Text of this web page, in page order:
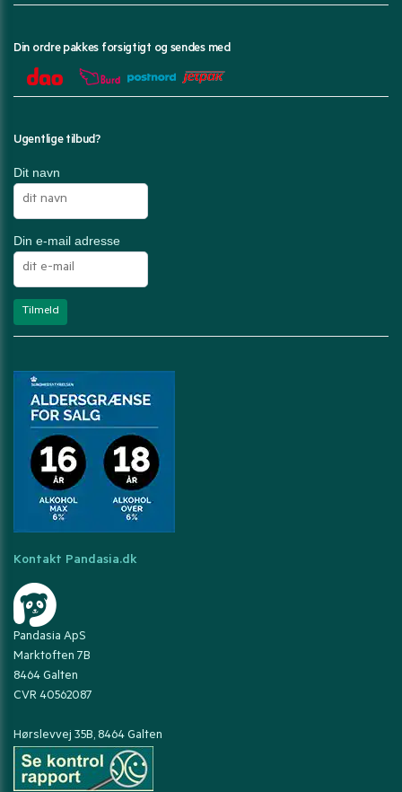
Din ordre pakkes forsigtigt og sendes med
Ugentlige tilbud?
Dit navn
Din e-mail adresse
Kontakt Pandasia.dk
Pandasia ApS
Marktoften 7B
8464 Galten
CVR 40562087
Hørslevvej 35B, 8464 Galten